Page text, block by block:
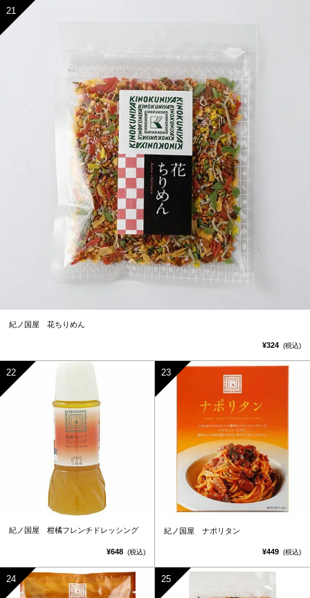
紀ノ国屋 花ちりめん
¥324 (税込)
紀ノ国屋 柑橘フレンチドレッシング
¥648 (税込)
紀ノ国屋 ナポリタン
¥449 (税込)